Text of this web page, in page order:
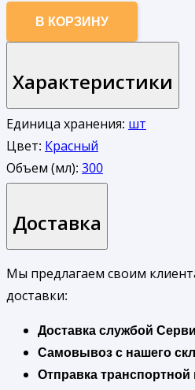
В КОРЗИНУ
Характеристики
Единица хранения: шт
Цвет: Красный
Объем (мл): 300
Доставка
Мы предлагаем своим
доставки:
Доставка службой
Самовывоз с нашего
Отправка